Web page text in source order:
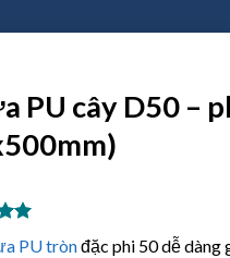
PU cây D50 –
PU trònđặc phi 50 dễ dàng